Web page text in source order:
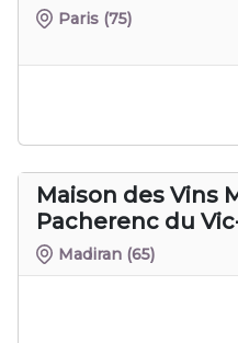
Paris (75)
Maison des Vins
Pacherenc du
Madiran (65)